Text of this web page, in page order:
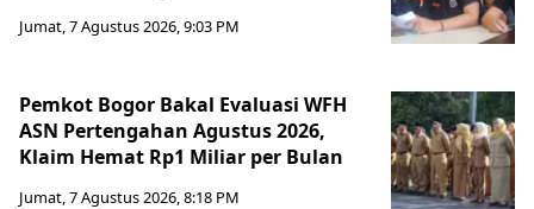
Jumat, 7 Agustus 2026, 9:03 PM
Pemkot Bogor Bakal Evaluasi WFH
ASN Pertengahan Agustus 2026,
Klaim Hemat Rp1 Miliar per Bulan
Jumat, 7 Agustus 2026, 8:18 PM